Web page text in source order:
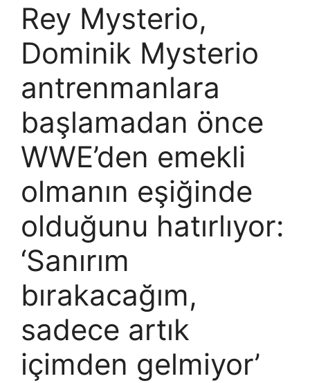
Rey Mysterio,
Dominik Mysterio
antrenmanlara
başlamadan önce
WWE’den emekli
olmanın eşiğinde
olduğunu hatırlıyor:
‘Sanırım
bırakacağım,
sadece artık
içimden gelmiyor’